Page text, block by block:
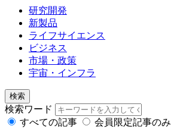
研究開発
新製品
ライフサイエンス
ビジネス
市場・政策
宇宙・インフラ
検索
検索ワード
すべての記事
会員限定記事のみ